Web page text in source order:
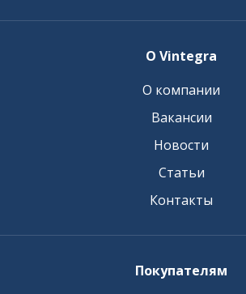
О Vintegra
О компании
Вакансии
Новости
Статьи
Контакты
Покупателям